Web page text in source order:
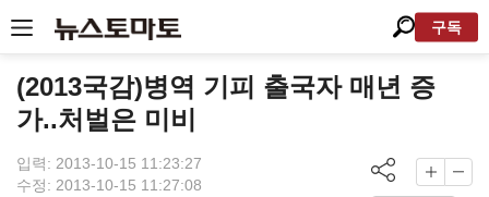
구독
(2013국감)병역 기피 출국자 매년 증
가..처벌은 미비
입력: 2013-10-15 11:23:27
수정: 2013-10-15 11:27:08